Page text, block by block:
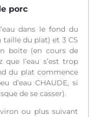
porc
dans le fond du
du plat) et 3 CS
boite (en cours de
que l’eau s’est trop
du plat commence
d’eau CHAUDE, si
de se casser).
ou plus suivant